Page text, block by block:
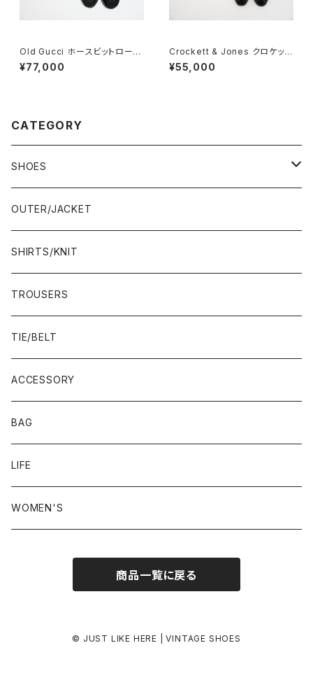
Old Gucci ホースビットローフ
ァー 36C BK ラバーソール
¥77,000
Crockett & Jones クロケット
&ジョーンズ Canterbury 5E
¥55,000
CATEGORY
SHOES
21.5-22.0 cm
22.0-22.5 cm
22.5-23.0 cm
23.0-23.5 cm
23.5-24.0 cm
24.0-24.5 cm
24.5-25.0 cm
25.0-25.5 cm
26.0-26.5 cm
26.5-27.0 cm
OUTER/JACKET
SHIRTS/KNIT
TROUSERS
TIE/BELT
ACCESSORY
BAG
LIFE
WOMEN'S
商品一覧に戻る
© JUST LIKE HERE | VINTAGE SHOES